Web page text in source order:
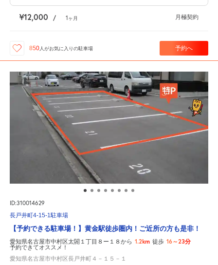
¥12,000 / 1ヶ月 月極契約
850 人がお気に入りの駐車場 予約へ
ID:310014629
長戸井町4-15-1駐車場
【予約できる駐車場！】黄金駅徒歩圏内！ご近所の方も是非！
愛知県名古屋市中村区太閤１丁目８ー１８から 1.2km 徒歩 16～23分
予約できてオススメ！
愛知県名古屋市中村区長戸井町４－１５－１